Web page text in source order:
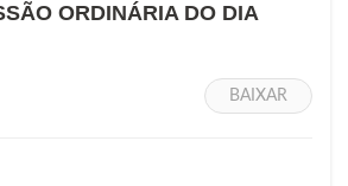
ORDINÁRIA DO DIA
BAIXAR